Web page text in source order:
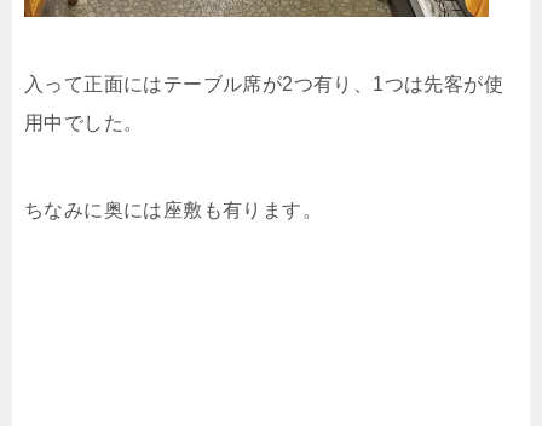
入って正面にはテーブル席が2つ有り、1つは先客が使
用中でした。
ちなみに奥には座敷も有ります。